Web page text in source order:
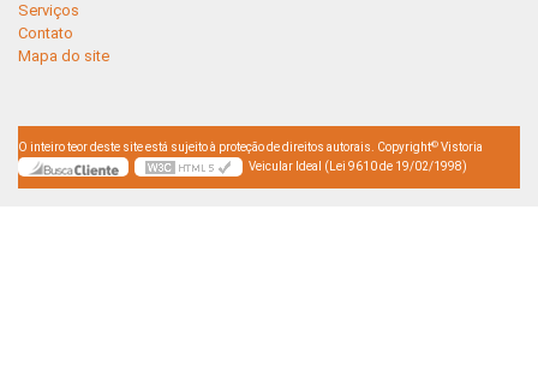
Serviços
Contato
Mapa do site
O inteiro teor deste site está sujeito à proteção de direitos autorais. Copyright© Vistoria
Veicular Ideal (Lei 9610 de 19/02/1998)